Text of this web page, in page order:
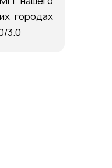
городах
3.0